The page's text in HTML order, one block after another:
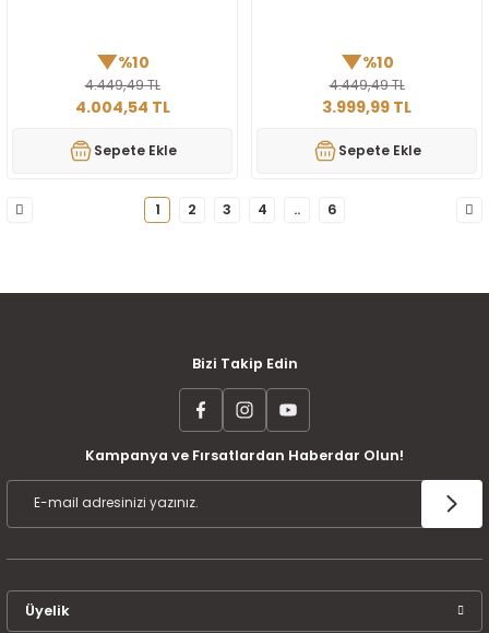
%10
4.449,49 TL
4.004,54 TL
Sepete Ekle
%10
4.449,49 TL
3.999,99 TL
Sepete Ekle
1 2 3 4 .. 6
KOLAY İADE VE DEĞİŞİM
ÜCRETSİZ KARGO TAKSİT İMKANI ÜRÜN GARANTİSİ
Bizi Takip Edin
Kampanya ve Fırsatlardan Haberdar Olun!
Üyelik